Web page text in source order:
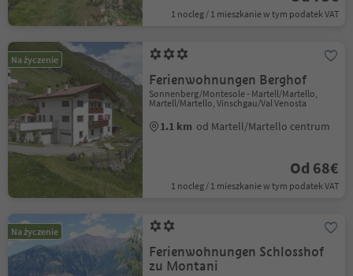
1 nocleg / 1 mieszkanie w tym podatek VAT
Na życzenie
Ferienwohnungen Berghof
Sonnenberg/Montesole - Martell/Martello,
Martell/Martello, Vinschgau/Val Venosta
1.1 km od Martell/Martello centrum
Od 68€
1 nocleg / 1 mieszkanie w tym podatek VAT
Na życzenie
Ferienwohnungen Schlosshof
zu Montani